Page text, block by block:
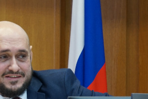
Депутатские объединения
Думы